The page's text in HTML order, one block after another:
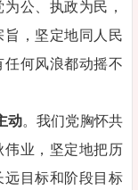
公、执政为民，
，坚定地同人民
何风浪都动摇不
动。我们党胸怀共
伟业，坚定地把历
远目标和阶段目标